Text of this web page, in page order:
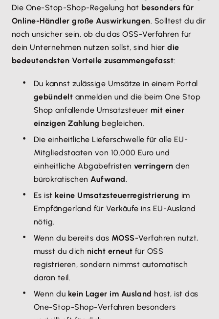
Die One-Stop-Shop-Regelung hat besonders für
Online-Händler große Auswirkungen. Solltest du dir
noch unsicher sein, ob du das OSS-Verfahren für
dein Unternehmen nutzen sollst, sind hierdie
bedeutendsten Vorteile zusammengefasst:
Du kannst zulässige Umsätze in einem Portal
gebündelt anmelden und die beim One Stop
Shop anfallende Umsatzsteuer mit einer
einzigen Zahlung begleichen.
Die einheitliche Lieferschwelle für alle EU-
Mitgliedstaaten von 10.000 Euro und
einheitliche Abgabefristen verringern den
bürokratischenAufwand.
Es ist keine Umsatzsteuerregistrierung im
Empfängerland für Verkäufe ins EU-Ausland
nötig.
Wenn du bereits das MOSS-Verfahren nutzt,
musst du dich nicht erneut für OSS
registrieren, sondern nimmst automatisch
daran teil.
Wenn du kein Lager im Ausland hast, ist das
One-Stop-Shop-Verfahren besonders